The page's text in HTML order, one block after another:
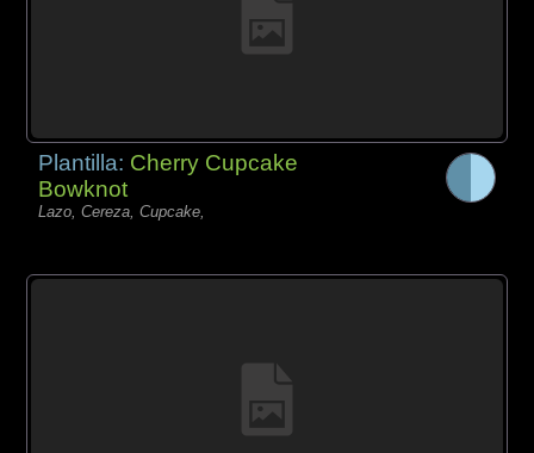
Plantilla: Cherry Cupcake
Bowknot
Lazo, Cereza, Cupcake,